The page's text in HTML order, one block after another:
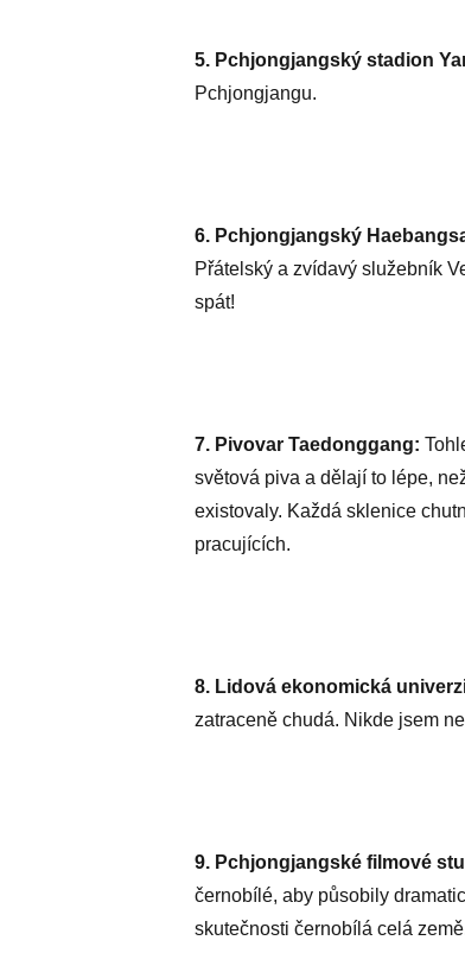
5. Pchjongjangský stadion
Pchjongjangu.
6. Pchjongjangský
Přátelský a zvídavý služebník
spát!
7. Pivovar Taedonggang:
světová piva a dělají to lépe,
existovaly. Každá sklenice
pracujících.
8. Lidová ekonomická
zatraceně chudá. Nikde jsem
9. Pchjongjangské filmové
černobílé, aby působily
skutečnosti černobílá celá